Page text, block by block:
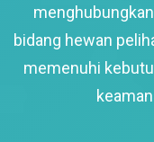
bidang hewan
memenuhi